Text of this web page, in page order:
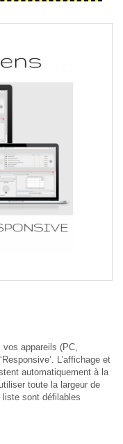
vos appareils (PC,
L’affichage et
automatiquement à la
toute la largeur de
liste sont défilables